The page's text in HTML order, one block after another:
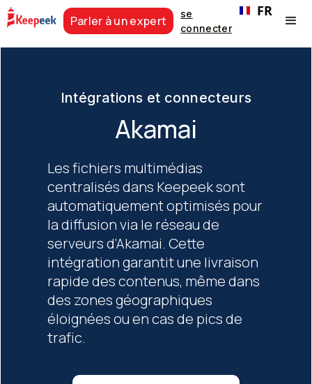
Parler à un expert
se
connecter
FR
Intégrations et connecteurs
Akamai
Les fichiers multimédias
centralisés dans Keepeek sont
automatiquement optimisés pour
la diffusion via le réseau de
serveurs d’Akamai. Cette
intégration garantit une livraison
rapide des contenus, même dans
des zones géographiques
éloignées ou en cas de pics de
trafic.